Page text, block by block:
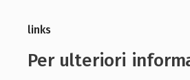
links
Per ulteriori